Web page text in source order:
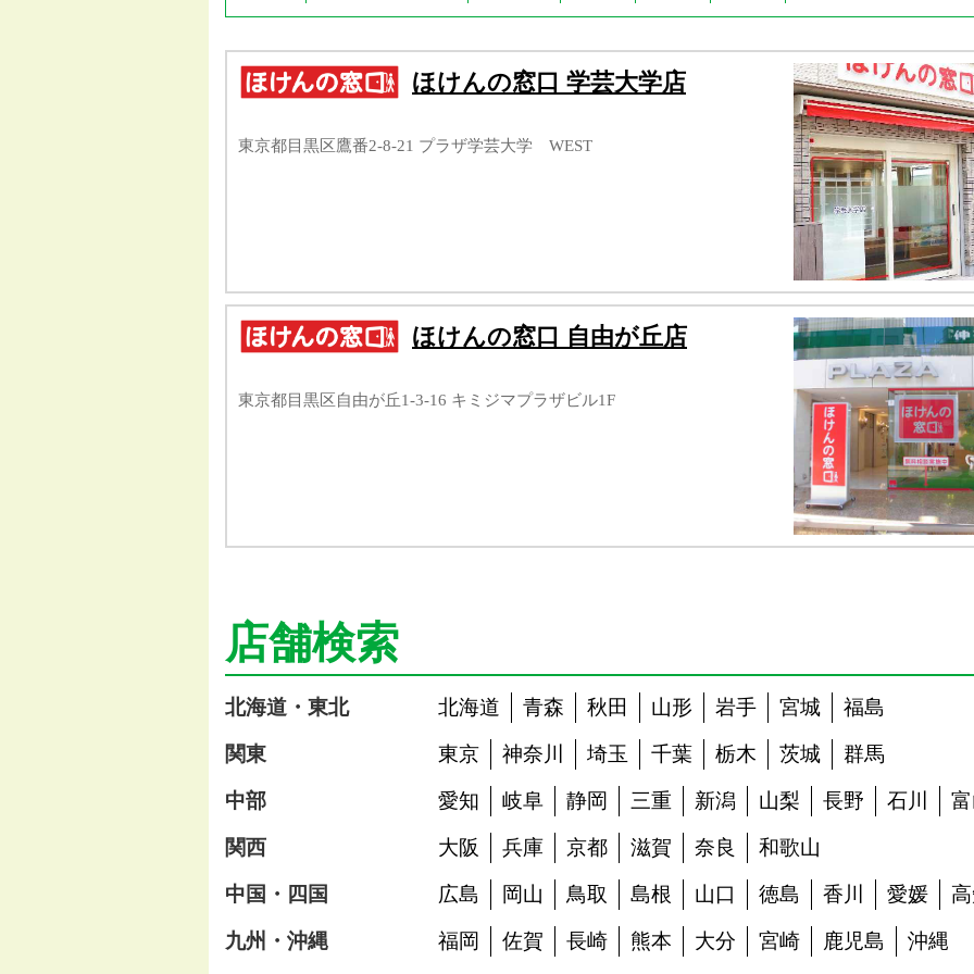
ほけんの窓口 学芸大学店
東京都目黒区鷹番2-8-21 プラザ学芸大学 WEST
ほけんの窓口 自由が丘店
東京都目黒区自由が丘1-3-16 キミジマプラザビル1F
店舗検索
北海道・東北 北海道 青森 秋田 山形 岩手 宮城 福島
関東 東京 神奈川 埼玉 千葉 栃木 茨城 群馬
中部 愛知 岐阜 静岡 三重 新潟 山梨 長野 石川
関西 大阪 兵庫 京都 滋賀 奈良 和歌山
中国・四国 広島 岡山 鳥取 島根 山口 徳島 香川 愛媛
九州・沖縄 福岡 佐賀 長崎 熊本 大分 宮崎 鹿児島 沖縄